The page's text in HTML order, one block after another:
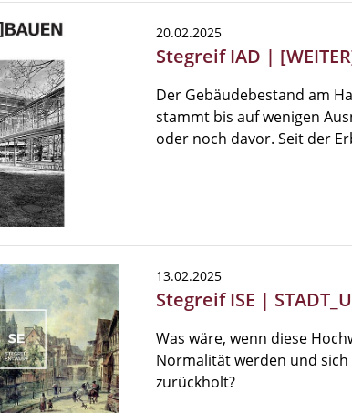
20.02.2025
Stegreif IAD |
Der Gebäudebestand am
stammt bis auf wenigen
oder noch davor. Seit der
13.02.2025
Stegreif ISE |
Was wäre, wenn diese
Normalität werden und
zurückholt?